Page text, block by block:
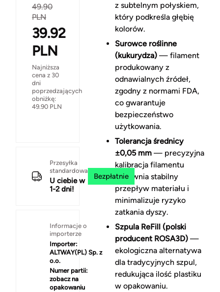
49.90
PLN
39.92
PLN
Najniższa
cena z 30
dni
poprzedzających
obniżkę:
49.90 PLN
Przesyłka
standardowa
U ciebie w
1-2 dni!
Bezpłatnie
Informacje o
importerze
Importer:
ALTWAY(PL) Sp. z
o.o.
Numer partii:
zobacz na
opakowaniu
z subtelnym połyskiem,
który podkreśla głębię
kolorów.
Surowce roślinne
(kukurydza)— filament
produkowany z
odnawialnych źródeł,
zgodny z normami FDA,
co gwarantuje
bezpieczeństwo
użytkowania.
Tolerancja średnicy
±0,05 mm— precyzyjna
kalibracja filamentu
zapewnia stabilny
przepływ materiału i
minimalizuje ryzyko
zatkania dyszy.
Szpula ReFill (polski
producent ROSA3D)—
ekologiczna alternatywa
dla tradycyjnych szpul,
redukująca ilość plastiku
w opakowaniu.